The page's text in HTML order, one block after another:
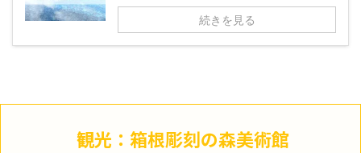
続きを見る
観光：箱根彫刻の森美術館